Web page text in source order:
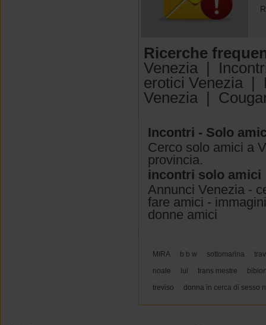
Ricerche
Venezia
erotici Venezia
Venezia
Incontri - Solo
Cerco solo amici a
provincia.
incontri solo amici
Annunci Venezia -
fare amici -
donne amici
MIRA b b w sottomarina
trav
noale
lui trans mestre
treviso
donna in cerca di sesso